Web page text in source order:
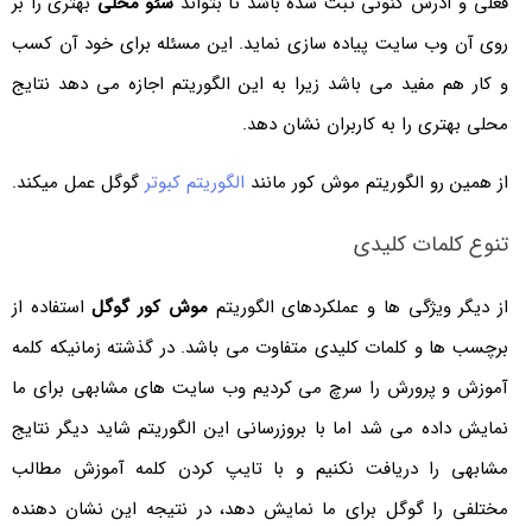
روی آن وب سایت پیاده سازی نماید. این مسئله برای خود آن کسب
و کار هم مفید می باشد زیرا به این الگوریتم اجازه می دهد نتایج
محلی بهتری را به کاربران نشان دهد.
از همین رو الگوریتم موش کور مانند الگوریتم کبوترگوگل عمل میکند.
تنوع کلمات کلیدی
از دیگر ویژگی ها و عملکردهای الگوریتم موش کور گوگلاستفاده از
برچسب ها و کلمات کلیدی متفاوت می باشد. در گذشته زمانیکه کلمه
آموزش و پرورش را سرچ می کردیم وب سایت های مشابهی برای ما
نمایش داده می شد اما با بروزرسانی این الگوریتم شاید دیگر نتایج
مشابهی را دریافت نکنیم و با تایپ کردن کلمه آموزش مطالب
مختلفی را گوگل برای ما نمایش دهد، در نتیجه این نشان دهنده